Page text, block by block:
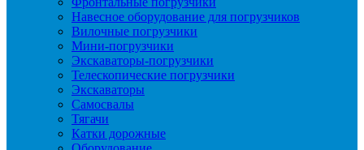
Навесное оборудование для погрузчиков
Вилочные погрузчики
Мини-погрузчики
Экскаваторы-погрузчики
Телескопические погрузчики
Экскаваторы
Самосвалы
Тягачи
Катки дорожные